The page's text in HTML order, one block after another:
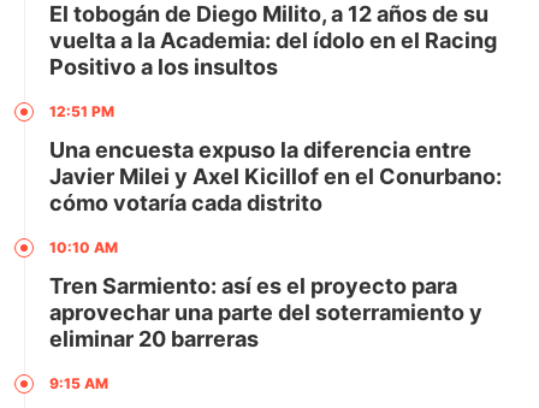
El tobogán de Diego Milito, a 12 años de su
vuelta a la Academia: del ídolo en el Racing
Positivo a los insultos
12:51 PM
Una encuesta expuso la diferencia entre
Javier Milei y Axel Kicillof en el Conurbano:
cómo votaría cada distrito
10:10 AM
Tren Sarmiento: así es el proyecto para
aprovechar una parte del soterramiento y
eliminar 20 barreras
9:15 AM